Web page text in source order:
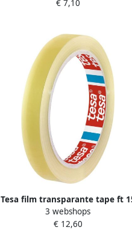
stuks
€ 7,10
Tesa film transparante tape ft
mm x 66 m pak van 10 rolletjes
3 webshops
€ 12,60